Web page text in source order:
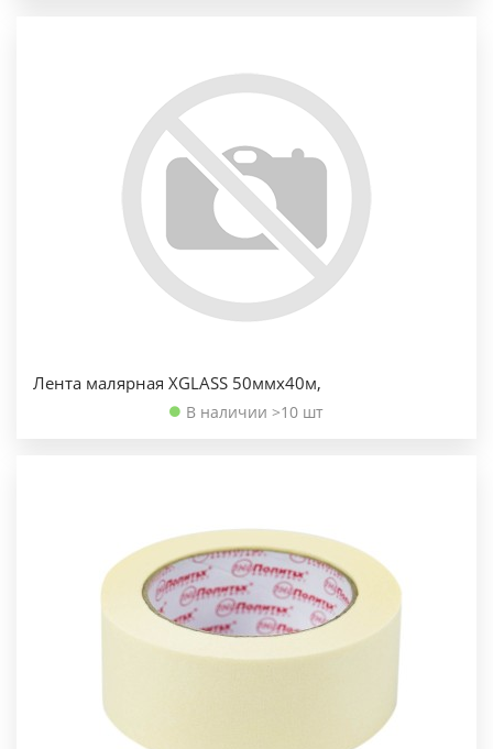
Лента малярная XGLASS 50ммх40м,
В наличии >10 шт